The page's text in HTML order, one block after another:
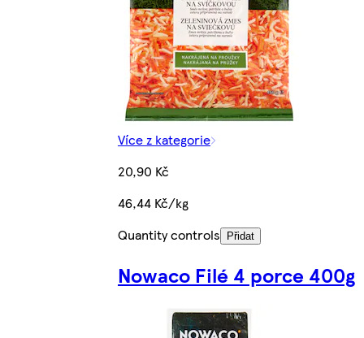
Více z kategorie
20,90 Kč
46,44 Kč/kg
Quantity controls
Přidat
Nowaco Filé 4 porce 400g